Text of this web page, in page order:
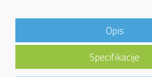
Opis
Specifikacije